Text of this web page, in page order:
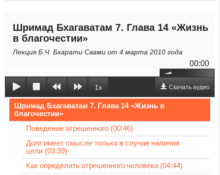
Шримад Бхагаватам 7. Глава 14 «Жизнь
в благочестии»
Лекция Б.Ч. Бхарати Свами от 4 марта 2010 года
00:00
1x Скачать аудио
Шримад Бхагаватам 7. Глава 14 «Жизнь в
благочестии»
Поведение отрешенного (00:46)
Долг имеет смысле только в случае наличия
цели (03:39)
Как определить отрешенного человека (04:44)